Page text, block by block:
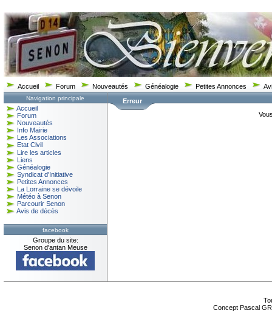
Accueil Forum Nouveautés Généalogie Petites Annonces
Navigation principale
Accueil
Forum
Nouveautés
Info Mairie
Les Associations
Etat Civil
Lire les articles
Liens
Généalogie
Syndicat d'Initiative
Petites Annonces
La Lorraine se dévoile
Météo à Senon
Parcourir Senon
Avis de décès
facebook
Groupe du site:
Senon d'antan Meuse
Erreur
Concept Pascal